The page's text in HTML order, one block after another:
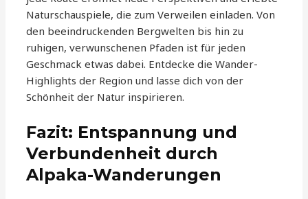
Naturschauspiele, die zum Verweilen einladen. Von
den beeindruckenden Bergwelten bis hin zu
ruhigen, verwunschenen Pfaden ist für jeden
Geschmack etwas dabei. Entdecke die Wander-
Highlights der Region und lasse dich von der
Schönheit der Natur inspirieren.
Fazit: Entspannung und
Verbundenheit durch
Alpaka-Wanderungen